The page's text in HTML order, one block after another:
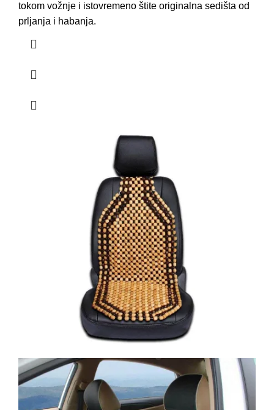
tokom vožnje i istovremeno štite originalna sedišta od
prljanja i habanja.